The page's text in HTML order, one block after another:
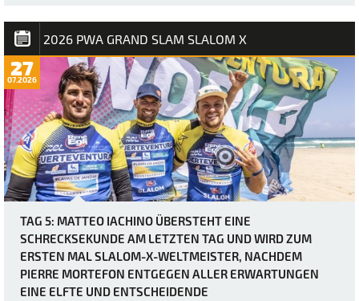
2026 PWA GRAND SLAM SLALOM X
27
07.2026
TAG 5: MATTEO IACHINO ÜBERSTEHT EINE
SCHRECKSEKUNDE AM LETZTEN TAG UND WIRD ZUM
ERSTEN MAL SLALOM-X-WELTMEISTER, NACHDEM
PIERRE MORTEFON ENTGEGEN ALLER ERWARTUNGEN
EINE ELFTE UND ENTSCHEIDENDE